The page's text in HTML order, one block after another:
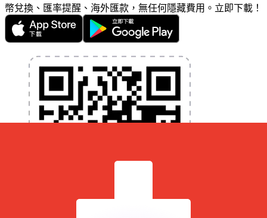
幣兌換、匯率提醒、海外匯款，無任何隱藏費用。立即下載！